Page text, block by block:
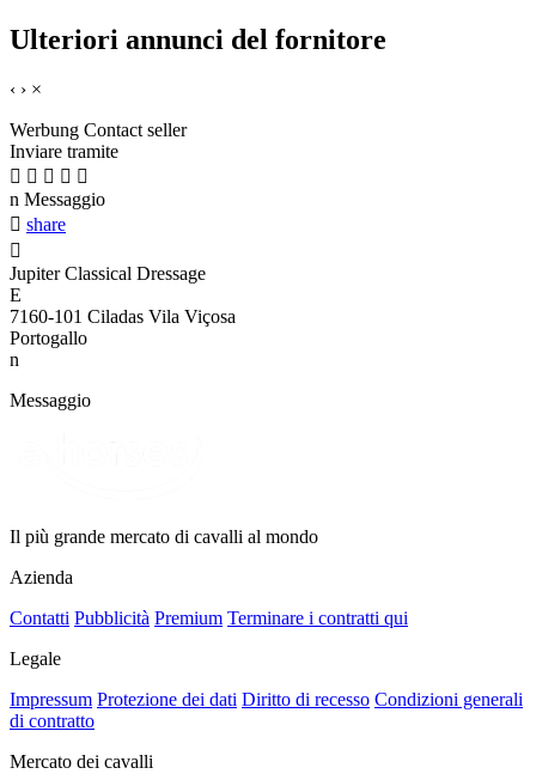
Ulteriori annunci del fornitore
‹ › ×
Werbung Contact seller
Inviare tramite
    
n Messaggio
 share

Jupiter Classical Dressage
E
7160-101 Ciladas Vila Viçosa
Portogallo
n
Messaggio
Il più grande mercato di cavalli al mondo
Azienda
Contatti Pubblicità Premium Terminare i contratti qui
Legale
Impressum Protezione dei dati Diritto di recesso Condizioni generali
di contratto
Mercato dei cavalli